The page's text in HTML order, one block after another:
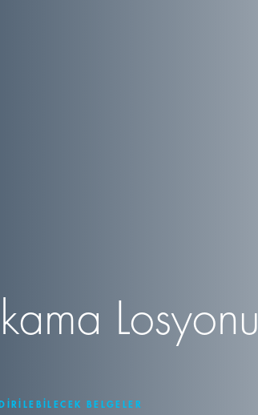
Losyonu
BELGELER